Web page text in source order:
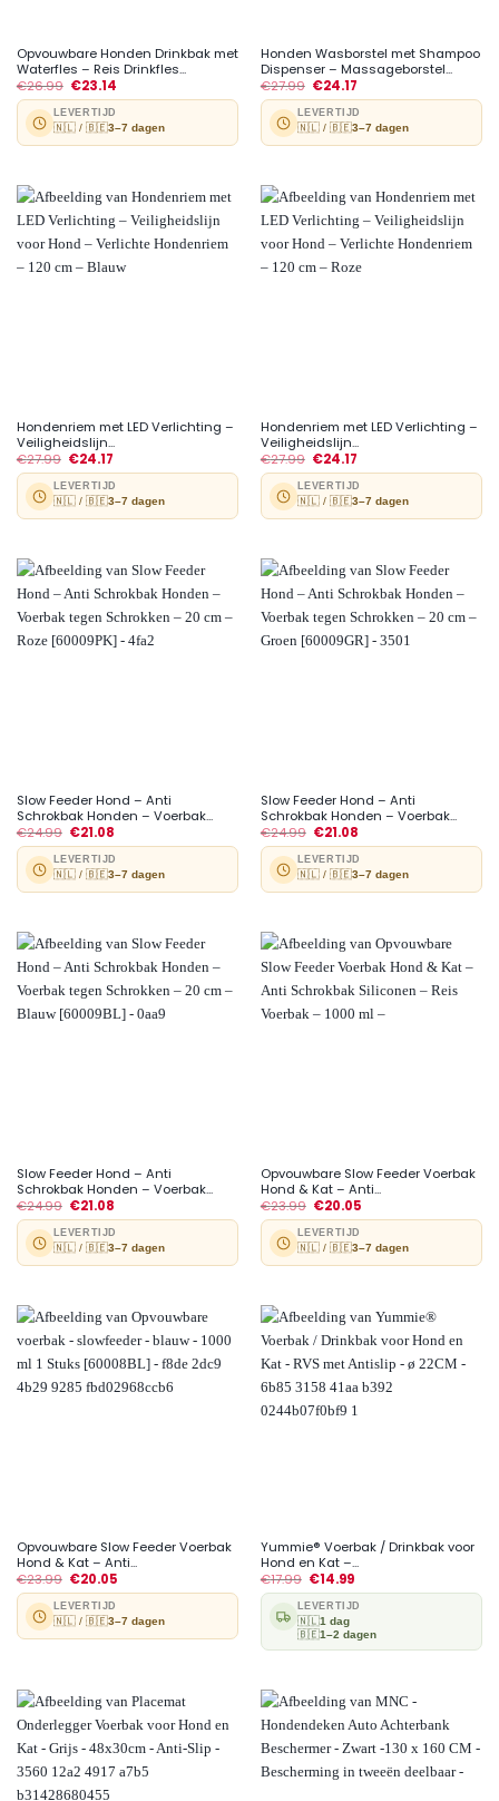
Opvouwbare Honden Drinkbak met
Waterfles – Reis Drinkfles...
€26.99 €23.14
LEVERTIJD
🇳🇱 / 🇧🇪3–7 dagen
Honden Wasborstel met Shampoo
Dispenser – Massageborstel...
€27.99 €24.17
LEVERTIJD
🇳🇱 / 🇧🇪3–7 dagen
Hondenriem met LED Verlichting –
Veiligheidslijn...
€27.99 €24.17
LEVERTIJD
🇳🇱 / 🇧🇪3–7 dagen
Hondenriem met LED Verlichting –
Veiligheidslijn...
€27.99 €24.17
LEVERTIJD
🇳🇱 / 🇧🇪3–7 dagen
Slow Feeder Hond – Anti
Schrokbak Honden – Voerbak...
€24.99 €21.08
LEVERTIJD
🇳🇱 / 🇧🇪3–7 dagen
Slow Feeder Hond – Anti
Schrokbak Honden – Voerbak...
€24.99 €21.08
LEVERTIJD
🇳🇱 / 🇧🇪3–7 dagen
Slow Feeder Hond – Anti
Schrokbak Honden – Voerbak...
€24.99 €21.08
LEVERTIJD
🇳🇱 / 🇧🇪3–7 dagen
Opvouwbare Slow Feeder Voerbak
Hond & Kat – Anti...
€23.99 €20.05
LEVERTIJD
🇳🇱 / 🇧🇪3–7 dagen
Opvouwbare Slow Feeder Voerbak
Hond & Kat – Anti...
€23.99 €20.05
LEVERTIJD
🇳🇱 / 🇧🇪3–7 dagen
Yummie® Voerbak / Drinkbak voor
Hond en Kat –...
€17.99 €14.99
LEVERTIJD
🇳🇱1 dag
🇧🇪1–2 dagen